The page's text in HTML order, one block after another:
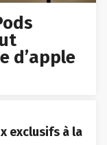
d’apple
exclusifs à la